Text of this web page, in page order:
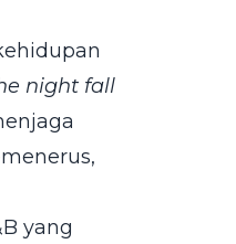
night fall
yang